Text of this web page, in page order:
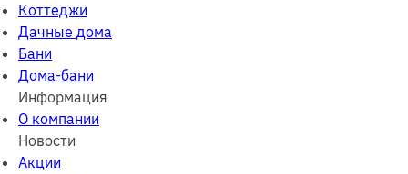
Коттеджи
Дачные дома
Бани
Дома-бани
Информация
О компании
Новости
Акции